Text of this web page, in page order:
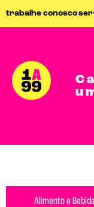
trabalhe conosco
Alimento e